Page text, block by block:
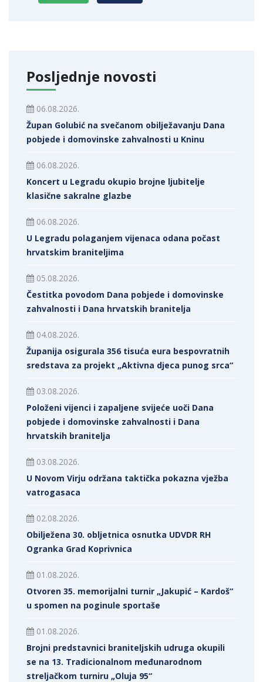
Posljednje novosti
06.08.2026.
Župan Golubić na svečanom obilježavanju Dana
pobjede i domovinske zahvalnosti u Kninu
06.08.2026.
Koncert u Legradu okupio brojne ljubitelje
klasične sakralne glazbe
06.08.2026.
U Legradu polaganjem vijenaca odana počast
hrvatskim braniteljima
05.08.2026.
Čestitka povodom Dana pobjede i domovinske
zahvalnosti i Dana hrvatskih branitelja
04.08.2026.
Županija osigurala 356 tisuća eura bespovratnih
sredstava za projekt „Aktivna djeca punog srca“
03.08.2026.
Položeni vijenci i zapaljene svijeće uoči Dana
pobjede i domovinske zahvalnosti i Dana
hrvatskih branitelja
03.08.2026.
U Novom Virju održana taktička pokazna vježba
vatrogasaca
02.08.2026.
Obilježena 30. obljetnica osnutka UDVDR RH
Ogranka Grad Koprivnica
01.08.2026.
Otvoren 35. memorijalni turnir „Jakupić – Kardoš“
u spomen na poginule sportaše
01.08.2026.
Brojni predstavnici braniteljskih udruga okupili
se na 13. Tradicionalnom međunarodnom
streljačkom turniru „Oluja 95“